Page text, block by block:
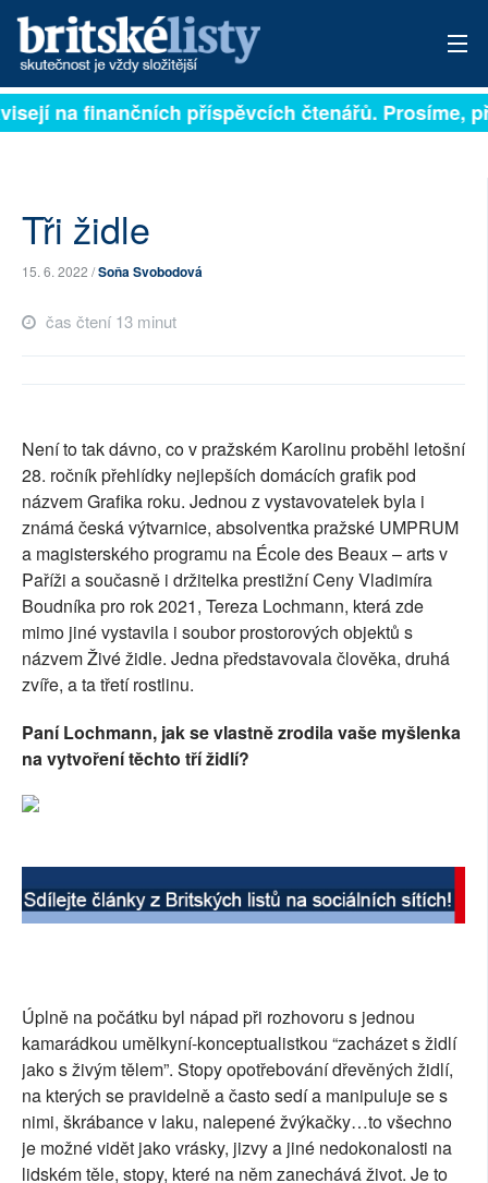
PŘIHLÁSIT
ARCHIV
ROZHOVORY
TÉMATA
PŘÍSPĚVKY NA PROVOZ
SOCIÁLNÍ SÍTĚ
RUBRIKY
PLNÁ VERZE STRÁNEK
na finančních příspěvcích čtenářů. Prosíme,
Tři židle
15. 6. 2022 /Soňa Svobodová
čas čtení 13 minut
Není to tak dávno, co v pražském Karolinu proběhl letošní
28. ročník přehlídky nejlepších domácích grafik pod
názvem Grafika roku. Jednou z vystavovatelek byla i
známá česká výtvarnice, absolventka pražské UMPRUM
a magisterského programu na École des Beaux – arts v
Paříži a současně i držitelka prestižní Ceny Vladimíra
Boudníka pro rok 2021, Tereza Lochmann, která zde
mimo jiné vystavila i soubor prostorových objektů s
názvem Živé židle. Jedna představovala člověka, druhá
zvíře, a ta třetí rostlinu.
Paní Lochmann, jak se vlastně zrodila vaše myšlenka
na vytvoření těchto tří židlí?
Úplně na počátku byl nápad při rozhovoru s jednou
kamarádkou umělkyní-konceptualistkou “zacházet s židlí
jako s živým tělem”. Stopy opotřebování dřevěných židlí,
na kterých se pravidelně a často sedí a manipulujese s
nimi, škrábance v laku, nalepené žvýkačky…to všechno
je možné vidět jako vrásky, jizvy a jiné nedokonalosti na
lidském těle, stopy, které na něm zanechává život. Je to